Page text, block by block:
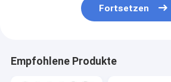
Fortsetzen
Empfohlene Produkte